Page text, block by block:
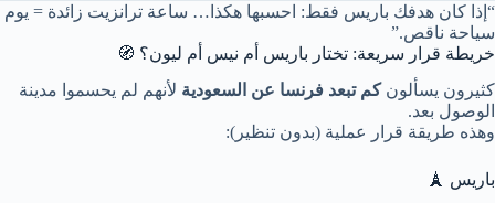
“إذا كان هدفك باريس فقط: احسبها هكذا… ساعة ترانزيت زائدة = يوم
سياحة ناقص.”
خريطة قرار سريعة: تختار باريس أم نيس أم ليون؟ 🧭
كثيرون يسألونكم تبعد فرنسا عن السعودية لأنهم لم يحسموا مدينة
الوصول بعد.
وهذه طريقة قرار عملية (بدون تنظير):
باريس 🗼